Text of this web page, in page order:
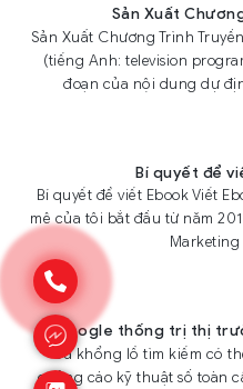
Sản Xuất
Sản Xuất Chương Trình
(tiếng Anh: television
đoạn của nội dung dự
Bí quyết để
Bí quyết để viết Ebook Viết
mê của tôi bắt đầu từ năm
Google thống trị thị
Gã khổng lồ tìm kiếm có
quảng cáo kỹ thuật số toàn